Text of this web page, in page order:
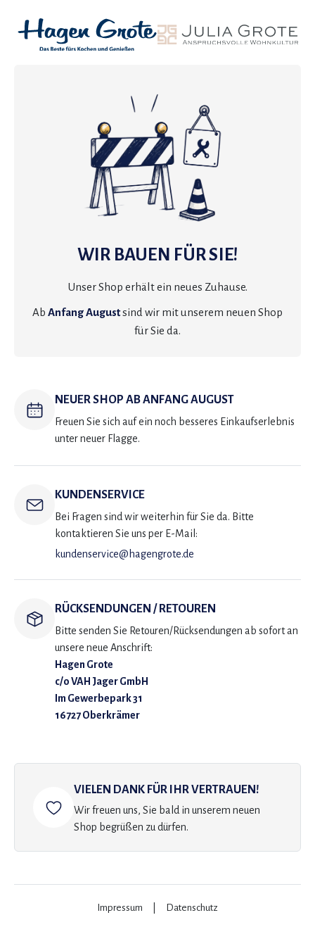
WIR BAUEN FÜR SIE!
Unser Shop erhält ein neues Zuhause.
Ab Anfang Augustsind wir mit unserem neuen Shop
für Sie da.
NEUER SHOP AB ANFANG AUGUST
Freuen Sie sich auf ein noch besseres Einkaufserlebnis
unter neuer Flagge.
KUNDENSERVICE
Bei Fragen sind wir weiterhin für Sie da. Bitte
kontaktieren Sie uns per E-Mail:
kundenservice@hagengrote.de
RÜCKSENDUNGEN / RETOUREN
Bitte senden Sie Retouren/Rücksendungen ab sofort an
unsere neue Anschrift:
Hagen Grote
c/o VAH Jager GmbH
Im Gewerbepark 31
16727 Oberkrämer
VIELEN DANK FÜR IHR VERTRAUEN!
Wir freuen uns, Sie bald in unserem neuen
Shop begrüßen zu dürfen.
Impressum Datenschutz